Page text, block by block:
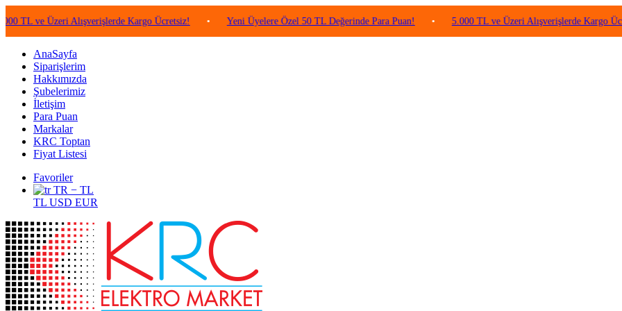
Üzeri Alışverişlerde Kargo Ücretsiz! • Yeni Üyelere Özel 50 TL Değerinde Para Puan! • 5.000 TL ve Üzeri Alışverişlerde Kargo Ücretsiz!
AnaSayfa
Siparişlerim
Hakkımızda
Şubelerimiz
İletişim
Para Puan
Markalar
KRC Toptan
Fiyat Listesi
Favoriler
TR − TL
TL USD EUR